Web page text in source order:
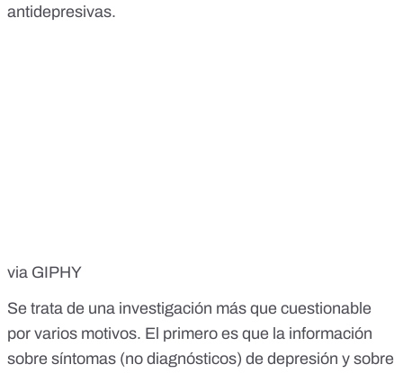
antidepresivas.
via GIPHY
Se trata de una investigación más que cuestionable
por varios motivos. El primero es que la información
sobre síntomas (no diagnósticos) de depresión y sobre